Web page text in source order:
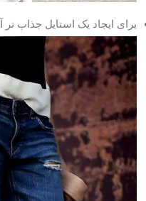
برای ایجاد یک استایل جذاب تر